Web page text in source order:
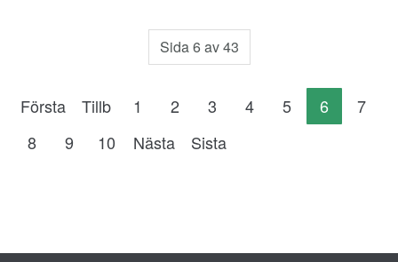
Sida 6 av 43
Första Tillb 1 2 3 4 5 6
7
8
9 10 Nästa Sista